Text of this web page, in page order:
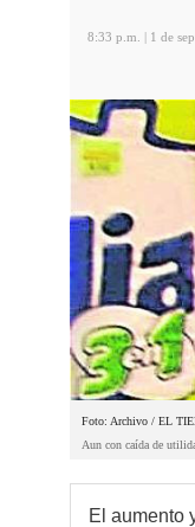
8:33 p.m. | 1 de
Foto: Archivo / EL
Aun con caída de
El aumento